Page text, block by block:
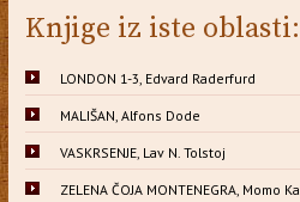
Knjige iz iste oblasti:
LONDON 1-3, Edvard Raderfurd
MALIŠAN, Alfons Dode
VASKRSENJE, Lav N. Tolstoj
ZELENA ČOJA MONTENEGRA, Momo